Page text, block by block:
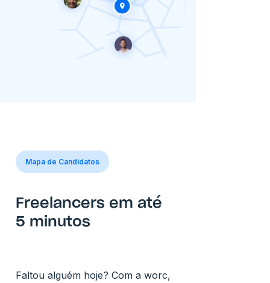
Mapa de Candidatos
Freelancers em até
5 minutos
Faltou alguém hoje? Com a worc,